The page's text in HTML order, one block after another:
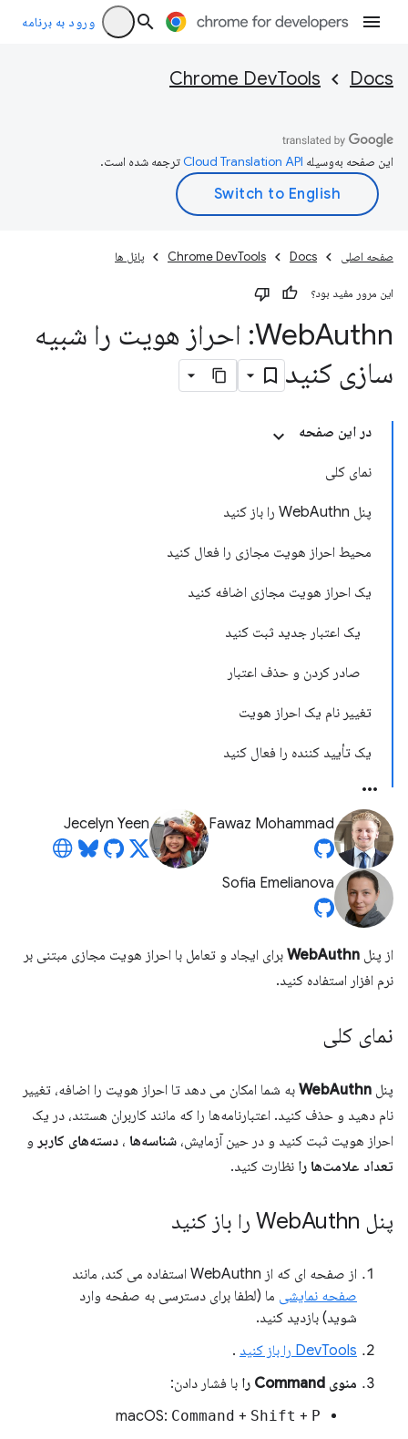
ورود به برنامه
Docs
Chrome DevTools
این صفحه به‌وسیله ترجمه شده است.
صفحه اصلی Docs
Chrome DevTools پانل ها
این مرور مفید بود؟
WebAuthn: احراز هویت را شبیه
سازی کنید
در این صفحه
نمای کلی
پنل WebAuthn را باز کنید
محیط احراز هویت مجازی را فعال کنید
یک احراز هویت مجازی اضافه کنید
یک اعتبار جدید ثبت کنید
صادر کردن و حذف اعتبار
تغییر نام یک احراز هویت
یک تأیید کننده را فعال کنید
Fawaz Mohammad
Jecelyn Yeen
Sofia Emelianova
از پنل WebAuthn برای ایجاد و تعامل با احراز هویت مجازی مبتنی بر
نرم افزار استفاده کنید.
نمای کلی
پنل WebAuthn به شما امکان می دهد تا احراز هویت را اضافه، تغییر
نام دهید و حذف کنید. اعتبارنامه‌ها را که مانند کاربران هستند، در یک
احراز هویت ثبت کنید و در حین آزمایش، شناسه‌ها ، دسته‌های کاربر و
تعداد علامت‌ها را نظارت کنید.
پنل Web Authn را باز کنید
از صفحه ای که از WebAuthn استفاده می کند، مانند
صفحه نمایشی ما (لطفا برای دسترسی به صفحه وارد
شوید) بازدید کنید.
DevTools را باز کنید
.
منوی Command را
با فشار دادن:
macOS: Command + Shift + P